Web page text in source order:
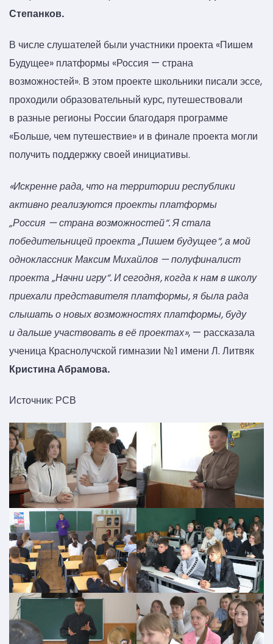
Степанков.
В числе слушателей были участники проекта «Пишем
Будущее» платформы «Россия — страна
возможностей». В этом проекте школьники писали эссе,
проходили образовательный курс, путешествовали
в разные регионы России благодаря программе
«Больше, чем путешествие» и в финале проекта могли
получить поддержку своей инициативы.
«Искренне рада, что на территории республики
активно реализуются проекты платформы
„Россия — страна возможностей“. Я стала
победительницей проекта „Пишем будущее“, а мой
одноклассник Максим Михайлов — полуфиналист
проекта „Начни игру“. И сегодня, когда к нам в школу
приехали представителя платформы, я была рада
слышать о новых возможностях платформы, буду
и дальше участвовать в её проектах», — рассказала
ученица Краснолучской гимназии № 1 имени Л. Литвяк
Кристина Абрамова.
Источник: РСВ